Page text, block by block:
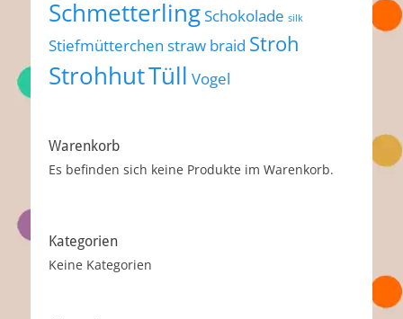
SchmetterlingSchokolade silk
Stiefmütterchen straw braid Stroh
StrohhutTüll Vogel
Warenkorb
Es befinden sich keine Produkte im Warenkorb.
Kategorien
Keine Kategorien